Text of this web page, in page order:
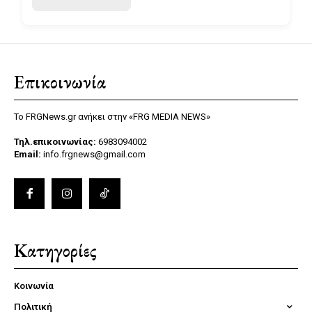
Επικοινωνία
Το FRGNews.gr ανήκει στην «FRG MEDIA NEWS»
Τηλ.επικοινωνίας: 6983094002
Email: info.frgnews@gmail.com
Κατηγορίες
Κοινωνία
Πολιτική